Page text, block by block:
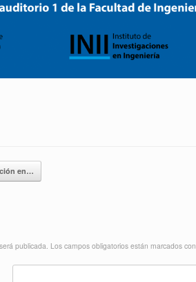
en…
publicada. Los campos obligatorios están marcados con